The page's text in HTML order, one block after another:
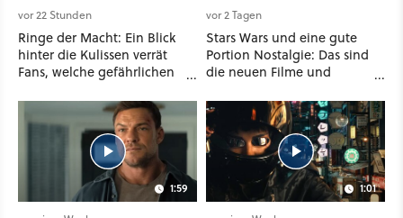
vor 22 Stunden
Ringe der Macht: Ein Blick
hinter die Kulissen verrät
Fans, welche gefährlichen
warten
vor 2 Tagen
Stars Wars und eine gute
Portion Nostalgie: Das sind
die neuen Filme und
Disney Plus
1:59 1:01